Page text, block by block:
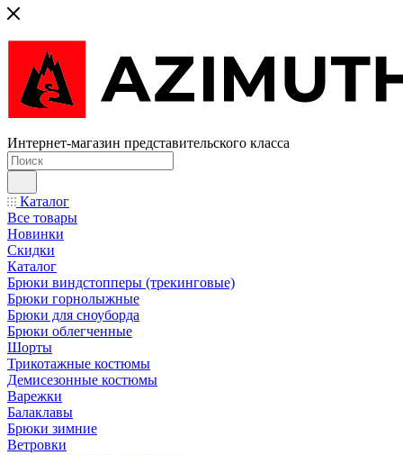
Интернет-магазин представительского класса
Каталог
Все товары
Новинки
Скидки
Каталог
Брюки виндстопперы (трекинговые)
Брюки горнолыжные
Брюки для сноуборда
Брюки облегченные
Шорты
Трикотажные костюмы
Демисезонные костюмы
Варежки
Балаклавы
Брюки зимние
Ветровки